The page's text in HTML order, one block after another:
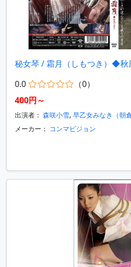
秘女琴 / 霜月（しもつき）◆秋
0.0
（0）
400円～
出演者： 森咲小雪, 早乙女みなき（朝
メーカー： コンマビジョン